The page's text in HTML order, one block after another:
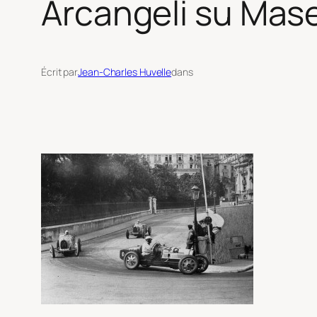
Arcangeli su
Écrit parJean-Charles Huvelledans